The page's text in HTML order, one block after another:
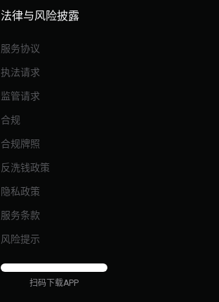
法律与风险披露
服务协议
执法请求
监管请求
合规
合规牌照
反洗钱政策
隐私政策
服务条款
风险提示
扫码下载APP